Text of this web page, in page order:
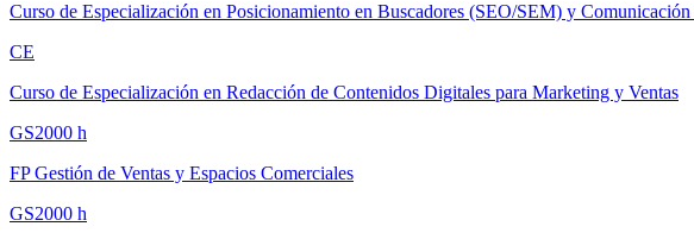
Curso de Especialización en Posicionamiento en Buscadores (SEO/SEM) y Comunicación
CE
Curso de Especialización en Redacción de Contenidos Digitales para Marketing y Ventas
GS2000 h
FP Gestión de Ventas y Espacios Comerciales
GS2000 h